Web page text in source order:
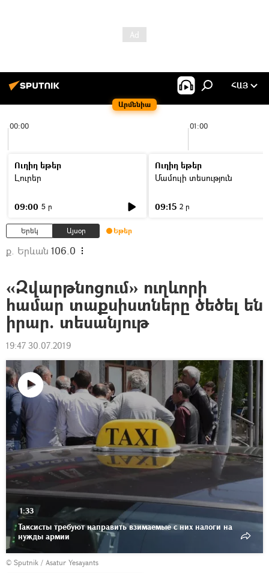
Արմենիա
ՀԱՅ
00:00 01:00
Ուղիղ եթեր
Լուրեր
09:00 5 ր
Ուղիղ եթեր
Մամուլի տեսություն
09:15 2 ր
Երեկ Այսօր Եթեր
ք. Երևան 106.0
«Զվարթնոցում» ուղևորի
համար տաքսիստները ծեծել են
իրար. տեսանյութ
19:47 30.07.2019
տեսանյութը
Таксисты требуют направить взимаемые с них налоги на
нужды армии
1:33
© Sputnik / Asatur Yesayants